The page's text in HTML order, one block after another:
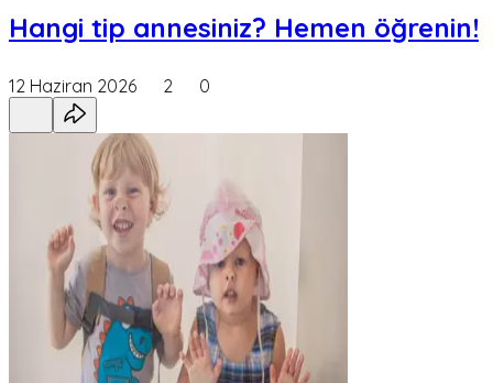
Hangi tip annesiniz? Hemen öğrenin!
12 Haziran 2026 2 0